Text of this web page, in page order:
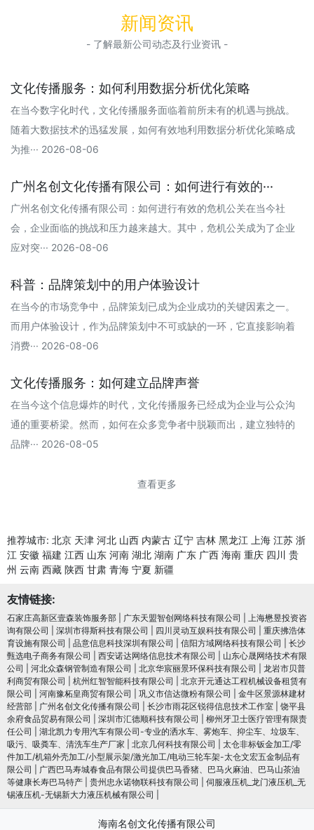
新闻资讯
- 了解最新公司动态及行业资讯 -
文化传播服务：如何利用数据分析优化策略
在当今数字化时代，文化传播服务面临着前所未有的机遇与挑战。
随着大数据技术的迅猛发展，如何有效地利用数据分析优化策略成
为推··· 2026-08-06
广州名创文化传播有限公司：如何进行有效的···
广州名创文化传播有限公司：如何进行有效的危机公关在当今社
会，企业面临的挑战和压力越来越大。其中，危机公关成为了企业
应对突··· 2026-08-06
科普：品牌策划中的用户体验设计
在当今的市场竞争中，品牌策划已成为企业成功的关键因素之一。
而用户体验设计，作为品牌策划中不可或缺的一环，它直接影响着
消费··· 2026-08-06
文化传播服务：如何建立品牌声誉
在当今这个信息爆炸的时代，文化传播服务已经成为企业与公众沟
通的重要桥梁。然而，如何在众多竞争者中脱颖而出，建立独特的
品牌··· 2026-08-05
查看更多
推荐城市: 北京 天津 河北 山西 内蒙古 辽宁 吉林 黑龙江 上海 江苏 浙
江 安徽 福建 江西 山东 河南 湖北 湖南 广东 广西 海南 重庆 四川 贵
州 云南 西藏 陕西 甘肃 青海 宁夏 新疆
友情链接:
石家庄高新区壹森装饰服务部 广东天盟智创网络科技有限公司
上海懋昱投资咨
询有限公司
深圳市得斯科技有限公司 四川灵动互娱科技有限公司
重庆拂浩体
育设施有限公司
品意信息科技深圳有限公司 信阳方域网络科技有限公司
长沙
甄选电子商务有限公司
西安诺达网络信息技术有限公司
山东心晟网络技术有限
公司
河北众森钢管制造有限公司 北京华宸丽景环保科技有限公司
龙岩市贝普
利商贸有限公司
杭州红智智能科技有限公司
北京开元通达工程机械设备租赁有
限公司
河南豫柘皇商贸有限公司 巩义市信达微粉有限公司
金牛区景源林建材
经营部
广州名创文化传播有限公司 长沙市雨花区锐得信息技术工作室
饶平县
余府食品贸易有限公司
深圳市汇德顺科技有限公司
柳州牙卫士医疗管理有限责
任公司
湖北凯力专用汽车有限公司-专业的洒水车、雾炮车、抑尘车、垃圾车、
吸污、吸粪车、清洗车生产厂家
北京几何科技有限公司
太仓非标钣金加工/零
件加工/机箱外壳加工/小型展示架/激光加工/电动三轮车架-太仓文宏五金制品有
限公司
广西巴马寿城春食品有限公司提供巴马香猪、巴马火麻油、巴马山茶油
等健康长寿巴马特产
贵州忠永诺物联科技有限公司
伺服液压机_龙门液压机_无
锡液压机-无锡新大力液压机械有限公司
海南名创文化传播有限公司